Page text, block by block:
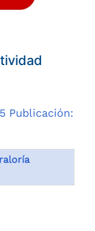
Publicación: